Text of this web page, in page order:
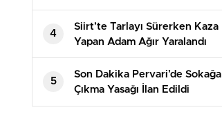
4
Siirt’te Tarlayı Sürerken Kaza
Yapan Adam Ağır Yaralandı
5
Son Dakika Pervari’de Sokağa
Çıkma Yasağı İlan Edildi